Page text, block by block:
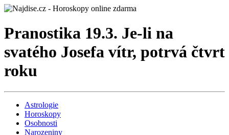
Pranostika 19.3. Je-li na
svatého Josefa vítr, potrvá čtvrt
roku
Astrologie
Horoskopy
Osobnosti
Narozeniny